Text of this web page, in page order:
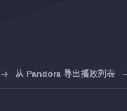
从 Pandora 导出播放列表